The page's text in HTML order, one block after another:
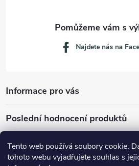
Tento web používá soubory cookie.
tohoto webu vyjadřujete souhlas s
Informace pro vás
Najdete nás na
Poslední hodnocení produktů
Dávkovací lžička na mletou